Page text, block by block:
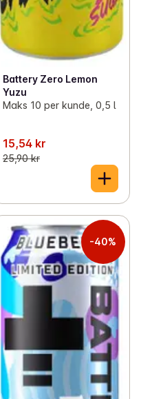
Battery Zero Lemon
Yuzu
Maks 10 per kunde, 0,5 l
15,54 kr
25,90 kr
-40%